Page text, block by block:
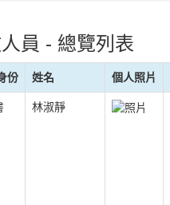
員 - 總覽列表
份 姓名 個人照片
林淑靜